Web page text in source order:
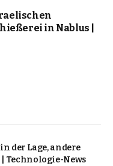
in Nablus |
der Lage, andere
Technologie-News